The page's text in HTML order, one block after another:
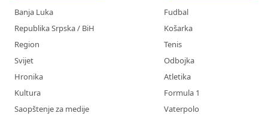
Banja Luka
Republika Srpska / BiH
Region
Svijet
Hronika
Kultura
Saopštenje za medije
Fudbal
Košarka
Tenis
Odbojka
Atletika
Formula 1
Vaterpolo